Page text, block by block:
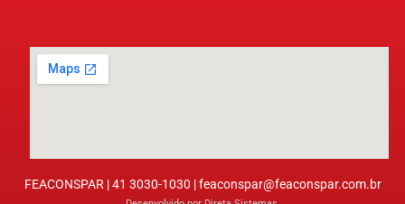
FEACONSPAR | 41 3030-1030 |feaconspar@feaconspar.com.br